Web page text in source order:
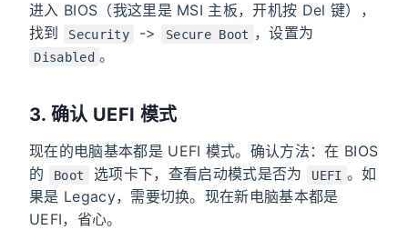
进入 BIOS（我这里是 MSI 主板，开机按 Del 键），
找到
Security -> Secure Boot ，设置为
Disabled 。
3. 确认 UEFI 模式
现在的电脑基本都是 UEFI 模式。确认方法：在 BIOS
的
Boot 选项卡下，查看启动模式是否为 UEFI 。如
果是 Legacy，需要切换。现在新电脑基本都是
UEFI，省心。